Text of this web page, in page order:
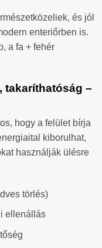
és jól
enteriőrben is.
a fa + fehér
takaríthatóság –
hogy a felület bírja
kiborulhat,
használják ülésre
törlés)
ellenállás